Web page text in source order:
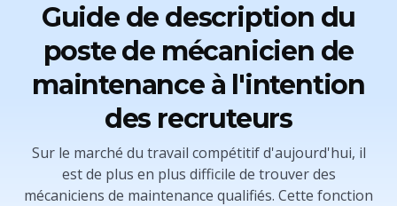
Guide de description du
poste de mécanicien de
maintenance à l'intention
des recruteurs
Sur le marché du travail compétitif d'aujourd'hui, il
est de plus en plus difficile de trouver des
mécaniciens de maintenance qualifiés. Cette fonction